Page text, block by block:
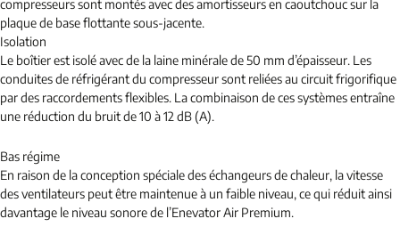
compresseurs sont montés avec des amortisseurs en caoutchouc sur la
plaque de base flottante sous-jacente.
Isolation
Le boîtier est isolé avec de la laine minérale de 50 mm d’épaisseur. Les
conduites de réfrigérant du compresseur sont reliées au circuit frigorifique
par des raccordements flexibles. La combinaison de ces systèmes entraîne
une réduction du bruit de 10 à 12 dB (A).
Bas régime
En raison de la conception spéciale des échangeurs de chaleur, la vitesse
des ventilateurs peut être maintenue à un faible niveau, ce qui réduit ainsi
davantage le niveau sonore de l’Enevator Air Premium.